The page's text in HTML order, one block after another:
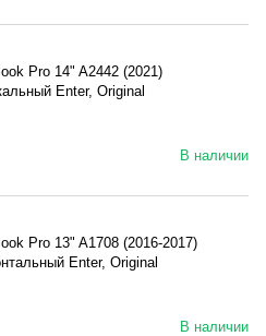
Pro 14" A2442 (2021)
Enter, Original
В наличии
Pro 13" A1708 (2016-2017)
Enter, Original
В наличии